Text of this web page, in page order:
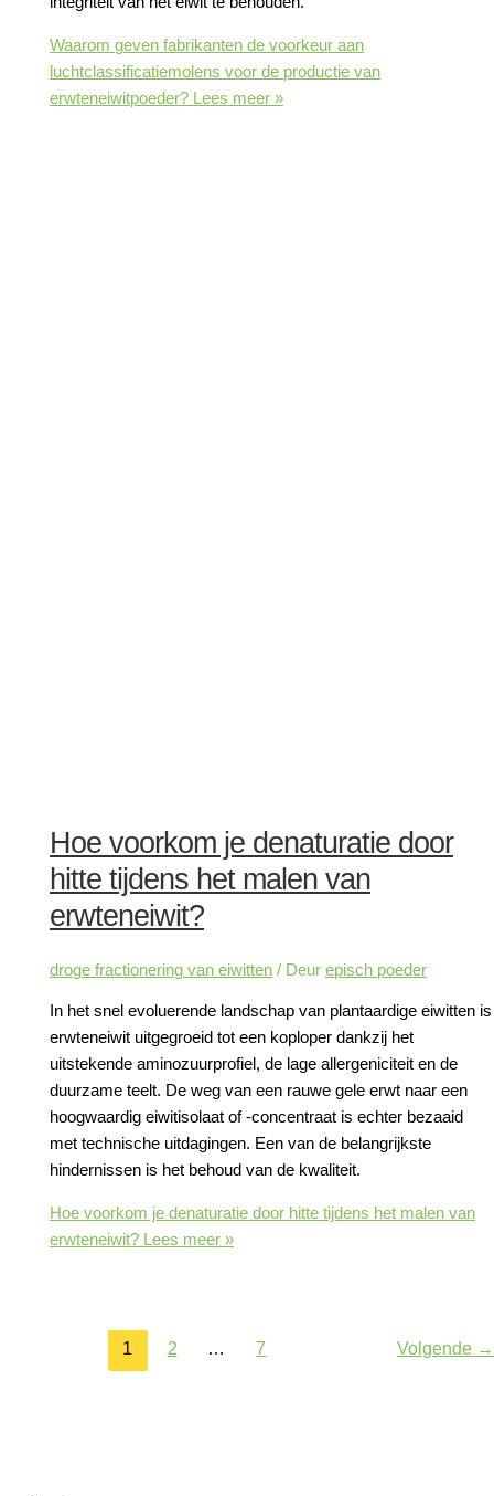
Waarom geven fabrikanten de voorkeur aan
luchtclassificatiemolens voor de productie van
erwteneiwitpoeder? Lees meer »
Hoe voorkom je denaturatie door
hitte tijdens het malen van
erwteneiwit?
droge fractionering van eiwitten / Deurepisch poeder
In het snel evoluerende landschap van plantaardige eiwitten is
erwteneiwit uitgegroeid tot een koploper dankzij het
uitstekende aminozuurprofiel, de lage allergeniciteit en de
duurzame teelt. De weg van een rauwe gele erwt naar een
hoogwaardig eiwitisolaat of -concentraat is echter bezaaid
met technische uitdagingen. Een van de belangrijkste
hindernissen is het behoud van de kwaliteit.
Hoe voorkom je denaturatie door hitte tijdens het malen van
erwteneiwit? Lees meer »
1 2 … 7 Volgende →